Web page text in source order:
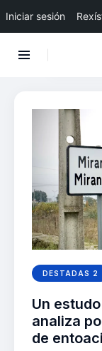
Iniciar sesión
DESTADAS 2
Un
analiza
de